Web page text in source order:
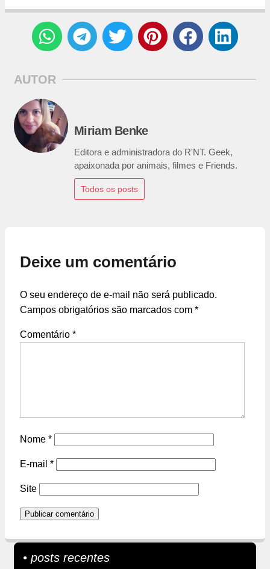
AUTOR
Miriam Benke
Editora e administradora do R'NT. Geek,
apaixonada por animais, filmes e Friends.
Todos os posts
Deixe um comentário
O seu endereço de e-mail não será publicado.
Campos obrigatórios são marcados com *
Comentário *
Nome *
E-mail *
Site
• posts recentes